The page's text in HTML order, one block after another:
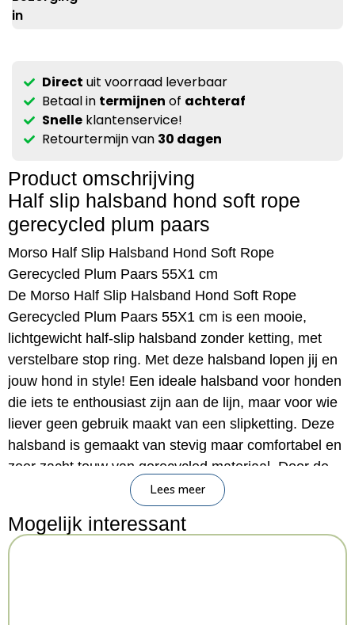
in
Direct uit voorraad leverbaar
Betaal in termijnen of achteraf
Snelleklantenservice!
Retourtermijn van 30 dagen
Product omschrijving
Half slip halsband hond soft rope
gerecycled plum paars
Morso Half Slip Halsband Hond Soft Rope
Gerecycled Plum Paars 55X1 cm
De Morso Half Slip Halsband Hond Soft Rope
Gerecycled Plum Paars 55X1 cm is een mooie,
lichtgewicht half-slip halsband zonder ketting, met
verstelbare stop ring. Met deze halsband lopen jij en
jouw hond in style! Een ideale halsband voor honden
die iets te enthousiast zijn aan de lijn, maar voor wie
liever geen gebruik maakt van een slipketting. Deze
halsband is gemaakt van stevig maar comfortabel en
zeer zacht touw van gerecycled materiaal. Door de
handige constructie komt de halsband iets strakker te
staan bij veel druk, maar zorgt de ring voor een
blokkade die voorkomt dat de halsband volledig strak
trekt. Eenvoudig om- en af te doen!
Lees meer
Mogelijk interessant